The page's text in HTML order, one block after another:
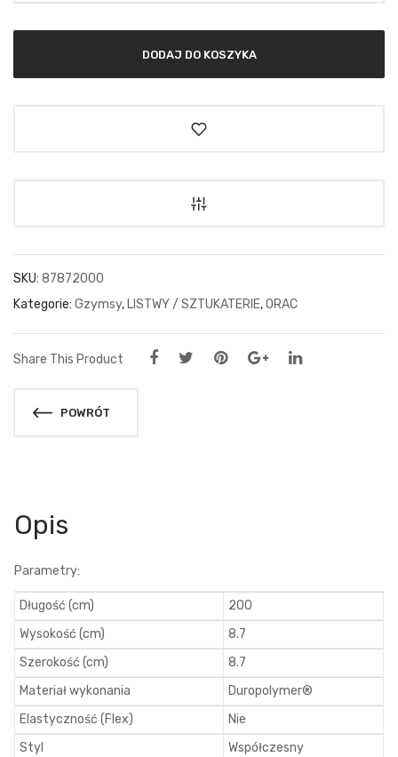
DODAJ DO KOSZYKA
SKU: 87872000
Kategorie: Gzymsy,LISTWY / SZTUKATERIE,ORAC
Share This Product
POWRÓT
Opis
Parametry:
Długość (cm)
200
Wysokość (cm)
8.7
Szerokość (cm)
8.7
Materiał wykonania
Duropolymer®
Elastyczność (Flex)
Nie
Styl
Współczesny